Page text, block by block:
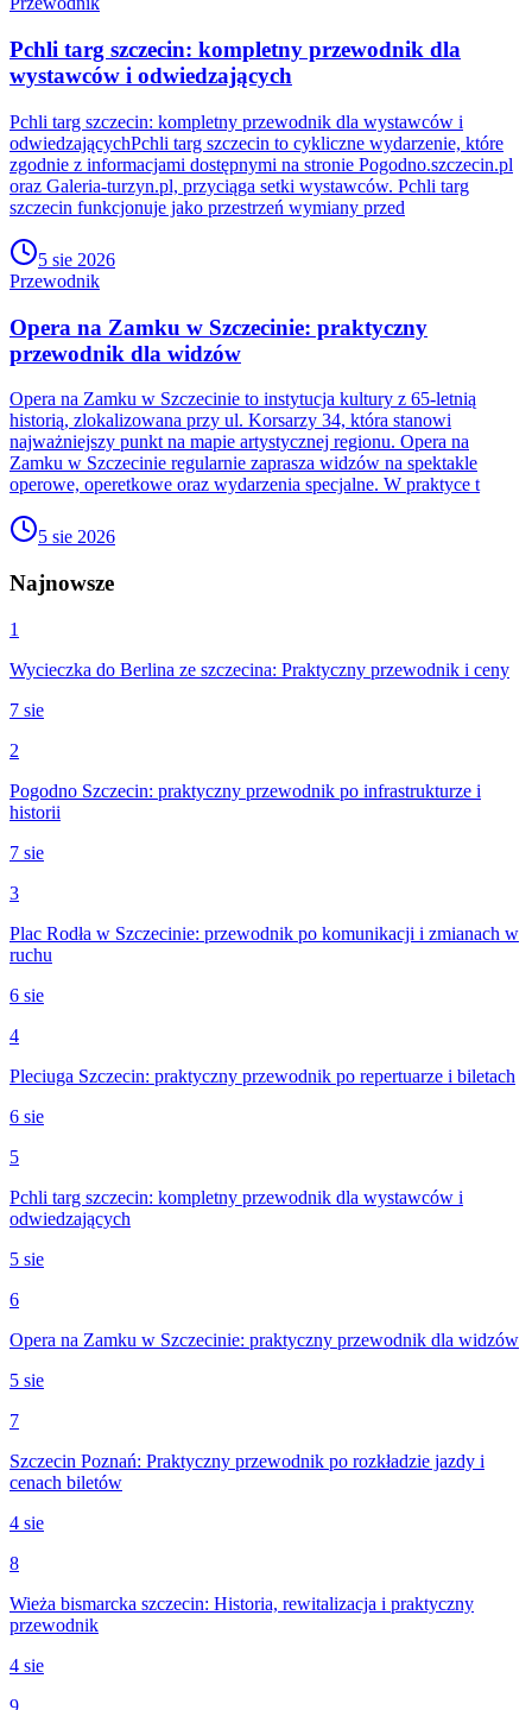
Pchli targ szczecin: kompletny przewodnik dla
wystawców i odwiedzających
Pchli targ szczecin: kompletny przewodnik dla wystawców i
odwiedzającychPchli targ szczecin to cykliczne wydarzenie, które
zgodnie z informacjami dostępnymi na stronie Pogodno.szczecin.pl
oraz Galeria-turzyn.pl, przyciąga setki wystawców. Pchli targ
szczecin funkcjonuje jako przestrzeń wymiany przed
5 sie 2026
Przewodnik
Opera na Zamku w Szczecinie: praktyczny
przewodnik dla widzów
Opera na Zamku w Szczecinie to instytucja kultury z 65-letnią
historią, zlokalizowana przy ul. Korsarzy 34, która stanowi
najważniejszy punkt na mapie artystycznej regionu. Opera na
Zamku w Szczecinie regularnie zaprasza widzów na spektakle
operowe, operetkowe oraz wydarzenia specjalne. W praktyce t
5 sie 2026
Najnowsze
1
Wycieczka do Berlina ze szczecina: Praktyczny przewodnik i ceny
7 sie
2
Pogodno Szczecin: praktyczny przewodnik po infrastrukturze i
historii
7 sie
3
Plac Rodła w Szczecinie: przewodnik po komunikacji i zmianach w
ruchu
6 sie
4
Pleciuga Szczecin: praktyczny przewodnik po repertuarze i biletach
6 sie
5
Pchli targ szczecin: kompletny przewodnik dla wystawców i
odwiedzających
5 sie
6
Opera na Zamku w Szczecinie: praktyczny przewodnik dla widzów
5 sie
7
Szczecin Poznań: Praktyczny przewodnik po rozkładzie jazdy i
cenach biletów
4 sie
8
Wieża bismarcka szczecin: Historia, rewitalizacja i praktyczny
przewodnik
4 sie
9